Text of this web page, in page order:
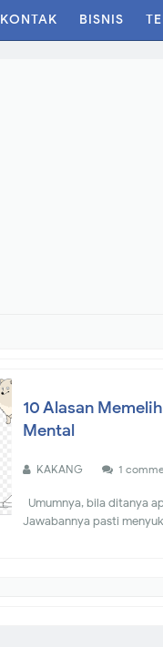
KONTAK BISNIS
10 Alasan
Mental
KAKANG 1
Umumnya, bila ditanya
Jawabannya pasti